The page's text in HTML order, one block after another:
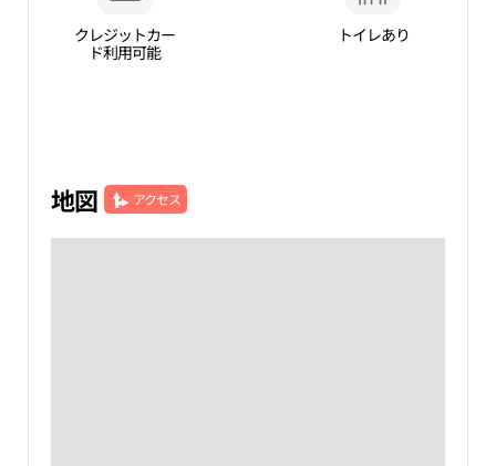
クレジットカー
ド利用可能
トイレあり
地図 アクセス